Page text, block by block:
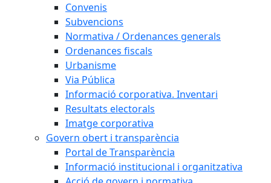
Convenis
Subvencions
Normativa / Ordenances generals
Ordenances fiscals
Urbanisme
Via Pública
Informació corporativa. Inventari
Resultats electorals
Imatge corporativa
Govern obert i transparència
Portal de Transparència
Informació institucional i organitzativa